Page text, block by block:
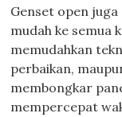
Genset open
mudah ke semua
memudahkan
perbaikan,
membongkar
mempercepat